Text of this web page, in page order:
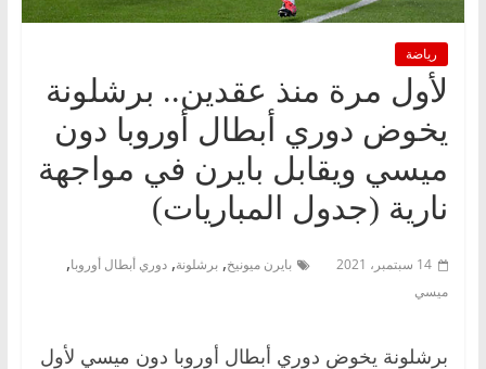
رياضة
لأول مرة منذ عقدين.. برشلونة
يخوض دوري أبطال أوروبا دون
ميسي ويقابل بايرن في مواجهة
نارية (جدول المباريات)
14 سبتمبر، 2021 بايرن ميونيخ, برشلونة, دوري أبطال أوروبا,
ميسي
برشلونة يخوض دوري أبطال أوروبا دون ميسي لأول